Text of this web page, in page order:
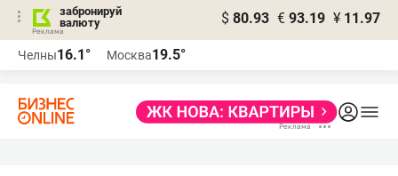
забронируй
валюту
$ 80.93 € 93.19 ¥ 11.97
Челны16.1° Москва19.5°